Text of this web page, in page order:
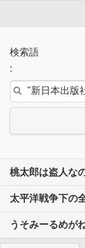
検索語
:
桃太郎は盗人な
太平洋戦争下の
うそみーるめが